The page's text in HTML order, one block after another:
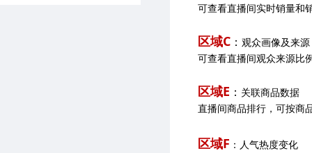
可查看直播间实时销量和
区域C ： 观众画像及来源
可查看直播间观众来源比
区域E ： 关联商品数据
直播间商品排行，可按商
区域F ：人气热度变化